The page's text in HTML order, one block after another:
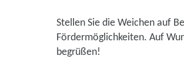
Stellen Sie die Weichen auf
Fördermöglichkeiten. Auf
begrüßen!